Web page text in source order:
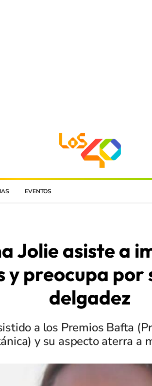
EVENTOS
Jolie asiste a
y preocupa por
delgadez
a los Premios Bafta
y su aspecto aterra a